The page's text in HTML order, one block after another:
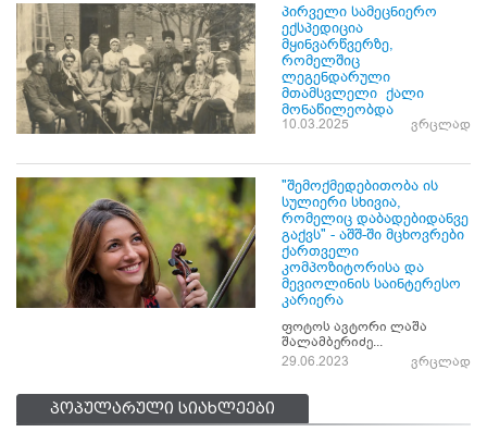
პირველი სამეცნიერო
ექსპედიცია
მყინვარწვერზე,
რომელშიც
ლეგენდარული
მთამსვლელი ქალი
მონაწილეობდა
10.03.2025 ვრცლად
"შემოქმედებითობა ის
სულიერი სხივია,
რომელიც დაბადებიდანვე
გაქვს" - აშშ-ში მცხოვრები
ქართველი
კომპოზიტორისა და
მევიოლინის საინტერესო
კარიერა
ფოტოს ავტორი ლაშა
შალამბერიძე...
29.06.2023
ვრცლად
პოპულარული სიახლეები